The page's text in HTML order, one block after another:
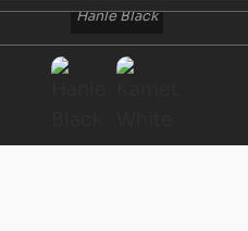
Hanle Black